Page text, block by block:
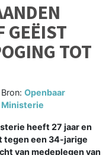
GEËIST
TOT
Bron:Openbaar
Ministerie
heeft 27 jaar en
tegen een 34-jarige
van medeplegen van